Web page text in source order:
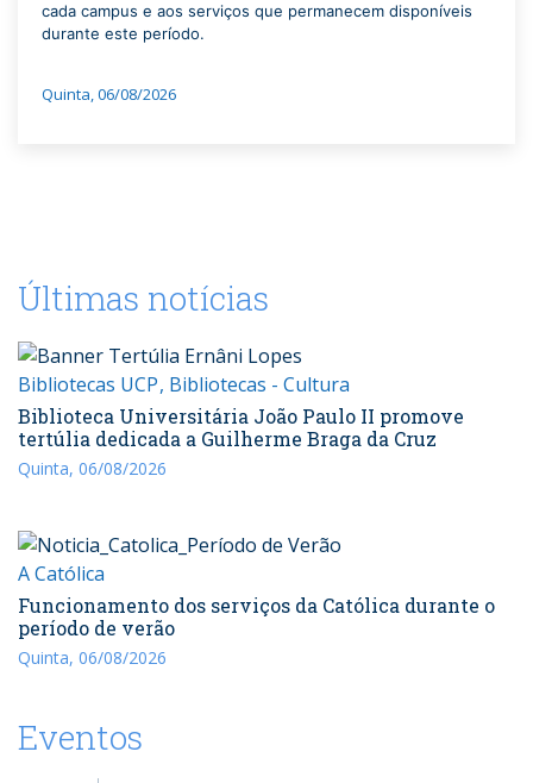
cada campus e aos serviços que permanecem disponíveis
durante este período.
Quinta, 06/08/2026
Últimas notícias
Bibliotecas UCP Bibliotecas - Cultura
Biblioteca Universitária João Paulo II promove
tertúlia dedicada a Guilherme Braga da Cruz
Quinta, 06/08/2026
A Católica
Funcionamento dos serviços da Católica durante o
período de verão
Quinta, 06/08/2026
Eventos